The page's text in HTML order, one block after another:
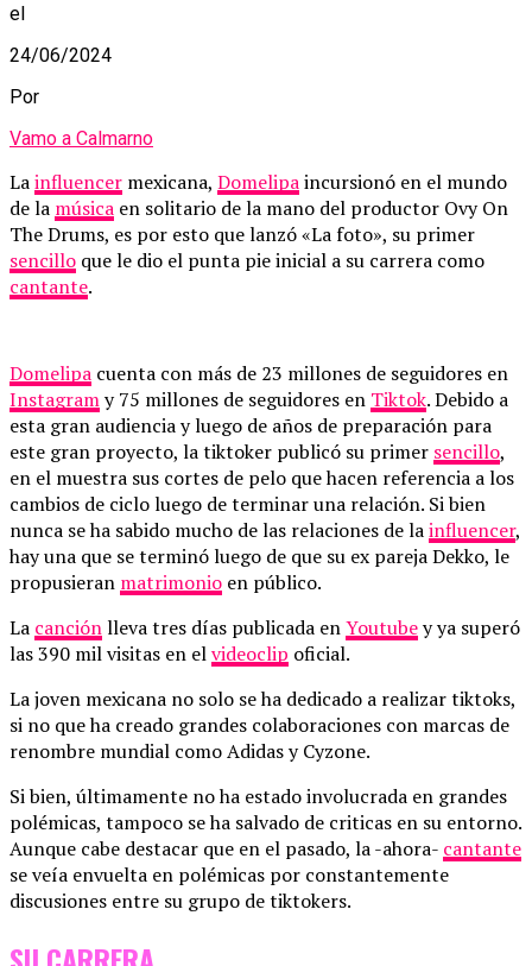
el
24/06/2024
Por
Vamo a Calmarno
Lainfluencer mexicana, Domelipaincursionó en el mundo
de la música en solitario de la mano del productor Ovy On
The Drums, es por esto que lanzó «La foto», su primer
sencillo que le dio el punta pie inicial a su carrera como
cantante.
Domelipa cuenta con más de 23 millones de seguidores en
Instagramy 75 millones de seguidores en Tiktok. Debido a
esta gran audiencia y luego de años de preparación para
este gran proyecto, la tiktoker publicó su primer sencillo,
en el muestra sus cortes de pelo que hacen referencia a los
cambios de ciclo luego de terminar una relación. Si bien
nunca se ha sabido mucho de las relaciones de lainfluencer,
hay una que se terminó luego de que su ex pareja Dekko, le
propusieran matrimonio en público.
La canciónlleva tres días publicada enYoutubey ya superó
las 390 mil visitas en elvideoclip oficial.
La joven mexicana no solo se ha dedicado a realizar tiktoks,
si no que ha creado grandes colaboraciones con marcas de
renombre mundial como Adidas y Cyzone.
Si bien, últimamente no ha estado involucrada en grandes
polémicas, tampoco se ha salvado de criticas en su entorno.
Aunque cabe destacar que en el pasado, la -ahora- cantante
se veía envuelta en polémicas por constantemente
discusiones entre su grupo de tiktokers.